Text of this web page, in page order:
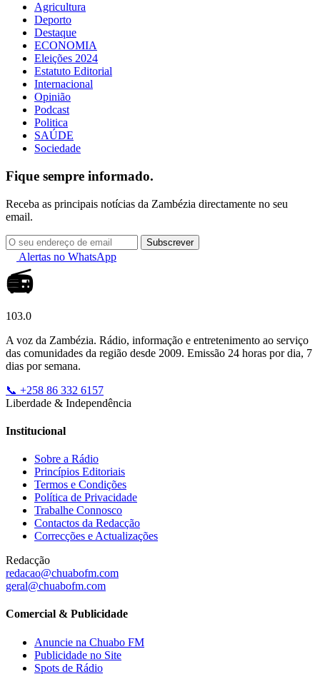
Agricultura
Deporto
Destaque
ECONOMIA
Eleições 2024
Estatuto Editorial
Internacional
Opinião
Podcast
Politica
SAÚDE
Sociedade
Fique sempre informado.
Receba as principais notícias da Zambézia directamente no seu
email.
Subscrever
Alertas no WhatsApp
📻
103.0
A voz da Zambézia. Rádio, informação e entretenimento ao serviço
das comunidades da região desde 2009. Emissão 24 horas por dia, 7
dias por semana.
📞 +258 86 332 6157
Liberdade & Independência
Institucional
Sobre a Rádio
Princípios Editoriais
Termos e Condições
Política de Privacidade
Trabalhe Connosco
Contactos da Redacção
Correcções e Actualizações
Redacção
redacao@chuabofm.com
geral@chuabofm.com
Comercial & Publicidade
Anuncie na Chuabo FM
Publicidade no Site
Spots de Rádio